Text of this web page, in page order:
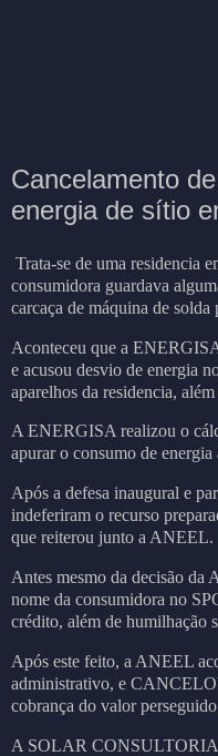
Cancelamento
energia de sítio
Trata-se de uma residencia
consumidora guardava
carcaça de máquina de
Aconteceu que a
e acusou desvio de energia
aparelhos da residencia,
A ENERGISA realizou o
apurar o consumo de
Após a defesa inaugural e
indeferiram o recurso
que reiterou junto a ANEEL.
Antes mesmo da decisão
nome da consumidora no
crédito, além de humilhação
Após este feito, a ANEEL
administrativo, e
cobrança do valor
A SOLAR CONSULTORIA